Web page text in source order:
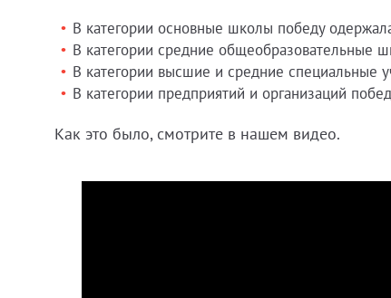
В категории основные школы победу
В категории средние
В категории высшие и средние специальные
В категории предприятий и организаций
Как это было, смотрите в нашем видео.